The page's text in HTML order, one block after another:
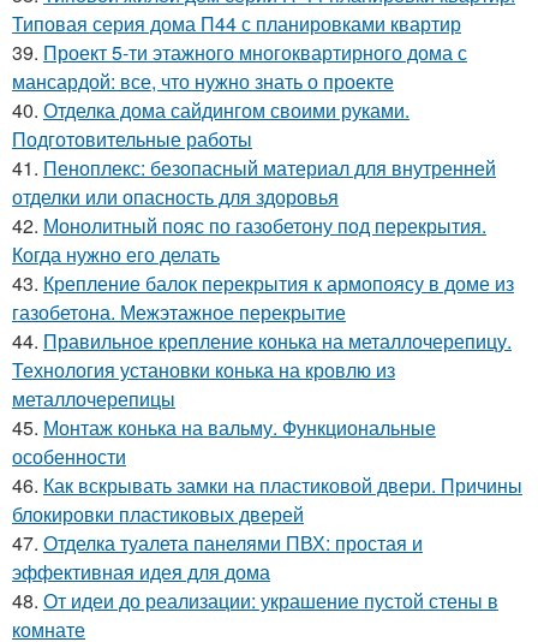
Типовая серия дома П44 с планировками квартир
39. Проект 5-ти этажного многоквартирного дома с
мансардой: все, что нужно знать о проекте
40. Отделка дома сайдингом своими руками.
Подготовительные работы
41. Пеноплекс: безопасный материал для внутренней
отделки или опасность для здоровья
42. Монолитный пояс по газобетону под перекрытия.
Когда нужно его делать
43. Крепление балок перекрытия к армопоясу в доме из
газобетона. Межэтажное перекрытие
44. Правильное крепление конька на металлочерепицу.
Технология установки конька на кровлю из
металлочерепицы
45. Монтаж конька на вальму. Функциональные
особенности
46. Как вскрывать замки на пластиковой двери. Причины
блокировки пластиковых дверей
47. Отделка туалета панелями ПВХ: простая и
эффективная идея для дома
48. От идеи до реализации: украшение пустой стены в
комнате